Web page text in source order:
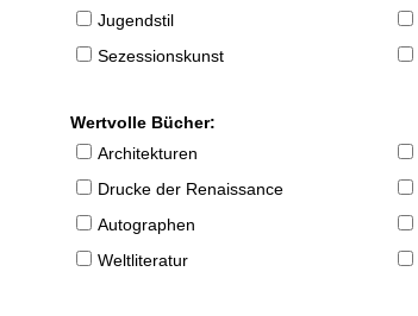
Jugendstil
Sezessionskunst
Wertvolle Bücher:
Architekturen
Drucke der Renaissance
Autographen
Weltliteratur